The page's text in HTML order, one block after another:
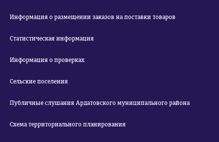
Информация о размещении заказов на поставки товаров
Статистическая информация
Информация о проверках
Сельские поселения
Публичные слушания Ардатовского муниципального района
Схема территориального планирования